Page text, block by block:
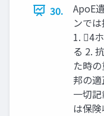
30.
ApoE
ンで
1. 4
る 2.
た時
邦の
一切
は保険